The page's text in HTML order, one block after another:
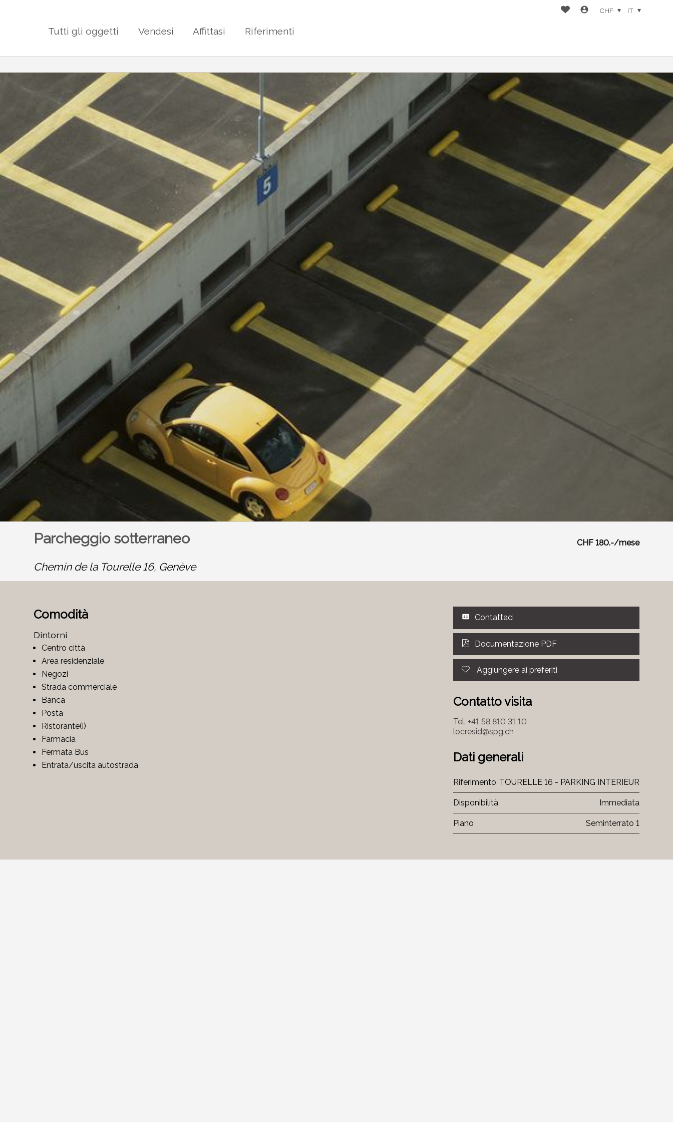
Tutti gli oggetti Vendesi Affittasi Riferimenti
CHF IT
Parcheggio sotterraneo CHF 180.-/mese
Chemin de la Tourelle 16, Genève
Comodità
Dintorni
Centro città
Area residenziale
Negozi
Strada commerciale
Banca
Posta
Ristorante(i)
Farmacia
Fermata Bus
Entrata/uscita autostrada
Contattaci
Documentazione PDF
Aggiungere ai preferiti
Contatto visita
Tel. +41 58 810 31 10
locresid@spg.ch
Dati generali
Riferimento TOURELLE 16 - PARKING INTERIEUR
Disponibilità Immediata
Piano Seminterrato 1